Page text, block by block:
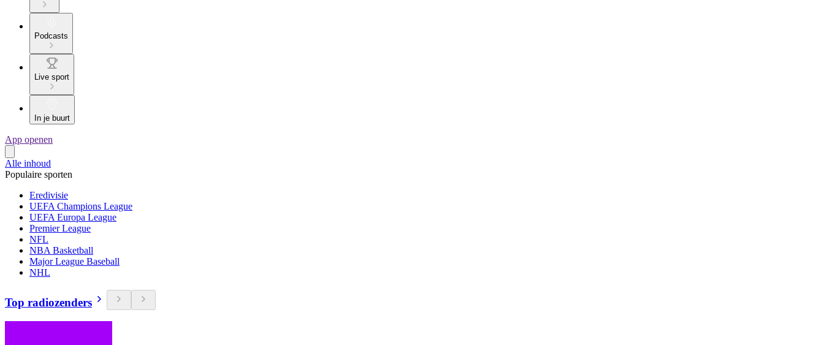
Podcasts
Live sport
In je buurt
App openen
Alle inhoud
Populaire sporten
Eredivisie
UEFA Champions League
UEFA Europa League
Premier League
NFL
NBA Basketball
Major League Baseball
NHL
Top radiozenders